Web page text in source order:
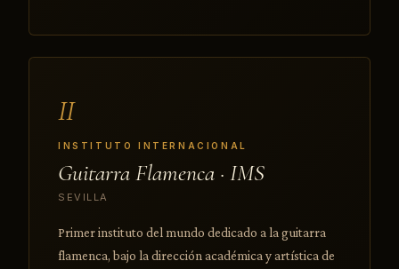
II
INSTITUTO INTERNACIONAL
Guitarra Flamenca · IMS
SEVILLA
Primer instituto del mundo dedicado a la guitarra
flamenca, bajo la dirección académica y artística de